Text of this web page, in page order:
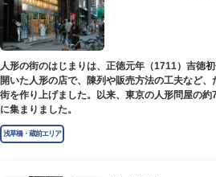
人形の街のはじまりは、正徳元年（1711）吉徳
開いた人形の店で、陳列や販売方法の工夫など
街を作り上げました。以来、東京の人形問屋の
に集まりました。
浅草橋・蔵前エリア